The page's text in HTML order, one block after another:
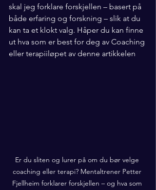
skal jeg forklare forskjellen – basert på
både erfaring og forskning – slik at du
kan ta et klokt valg. Håper du kan finne
ut hva som er best for deg av Coaching
eller terapiiløpet av denne artikkelen
Er du sliten og lurer på om du bør velge
coaching eller terapi? Mentaltrener Petter
Fjellheim forklarer forskjellen – og hva som